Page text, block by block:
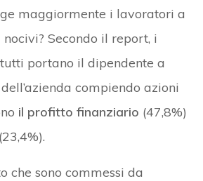
maggiormente i lavoratori a
Secondo il report, i
portano il dipendente a
compiendo azioni
il profitto finanziario (47,8%)
(23,4%).
che sono commessi da